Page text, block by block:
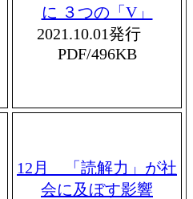
に ３つの「V」
2021.10.01発行
PDF/496KB
12月 「読解力」が社
会に及ぼす影響